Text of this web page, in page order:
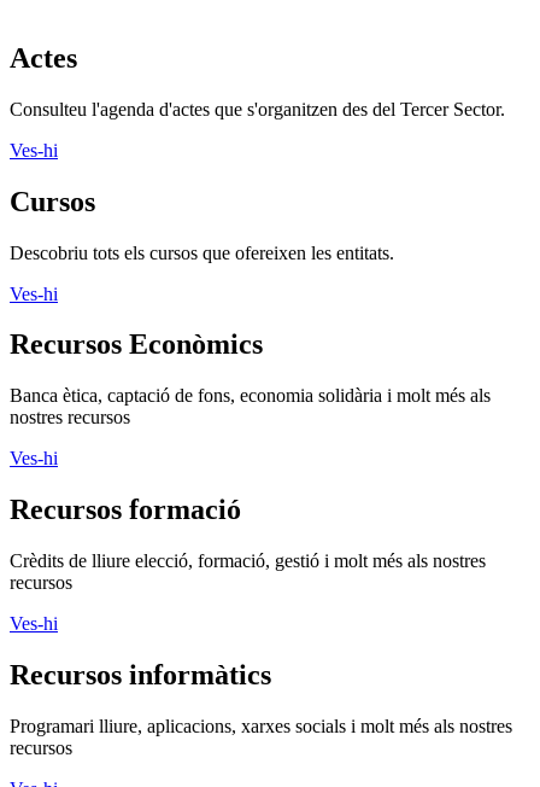
Actes
Consulteu l'agenda d'actes que s'organitzen des del Tercer Sector.
Ves-hi
Cursos
Descobriu tots els cursos que ofereixen les entitats.
Ves-hi
Recursos Econòmics
Banca ètica, captació de fons, economia solidària i molt més als
nostres recursos
Ves-hi
Recursos formació
Crèdits de lliure elecció, formació, gestió i molt més als nostres
recursos
Ves-hi
Recursos informàtics
Programari lliure, aplicacions, xarxes socials i molt més als nostres
recursos